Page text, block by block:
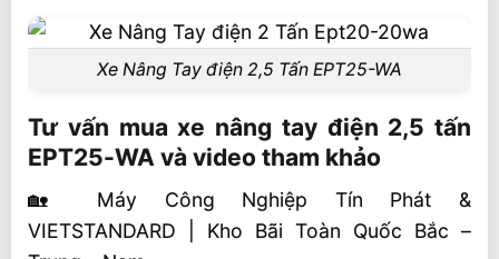
Xe Nâng Tay điện 2,5 Tấn EPT25-WA
Tư vấn mua xe nâng tay điện 2,5 tấn
EPT25-WA và video tham khảo
🏡 Máy Công Nghiệp Tín Phát &
VIETSTANDARD | Kho Bãi Toàn Quốc Bắc –